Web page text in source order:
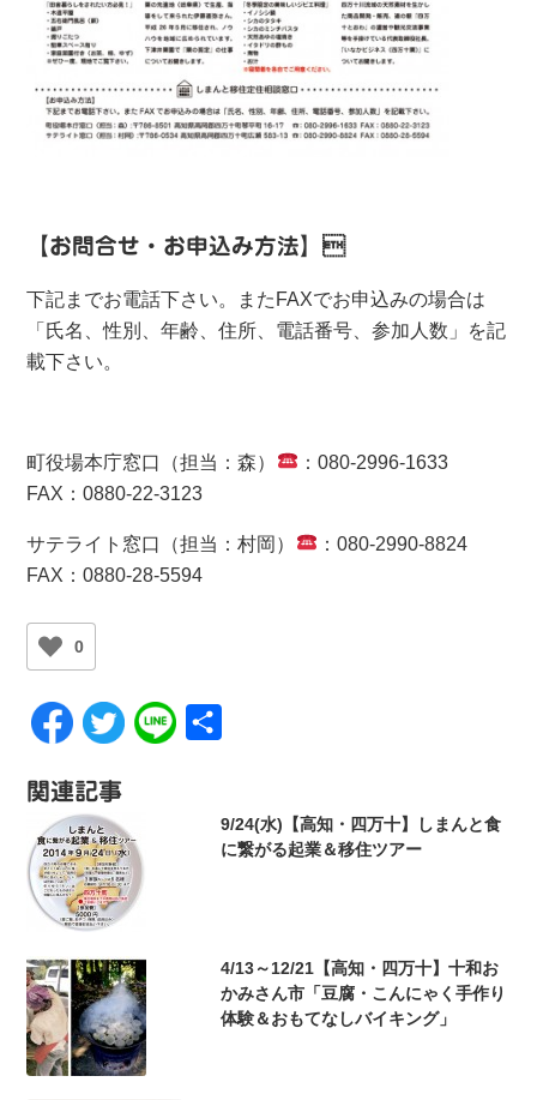
【お問合せ・お申込み方法】
下記までお電話下さい。またFAXでお申込みの場合は
「氏名、性別、年齢、住所、電話番号、参加人数」を記
載下さい。
町役場本庁窓口（担当：森）
：080-2996-1633
FAX：0880-22-3123
サテライト窓口（担当：村岡）
：080-2990-8824
FAX：0880-28-5594
0
関連記事
9/24(水)【高知・四万十】しまんと食
に繋がる起業＆移住ツアー
4/13～12/21【高知・四万十】十和お
かみさん市「豆腐・こんにゃく手作り
体験＆おもてなしバイキング」